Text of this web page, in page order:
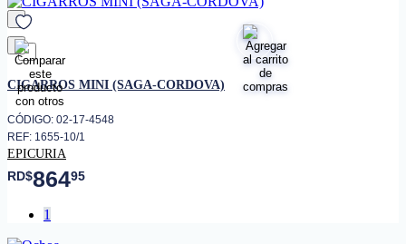
favorito
CIGARROS MINI (SAGA-CORDOVA)
CÓDIGO: 02-17-4548
REF: 1655-10/1
EPICURIA
RD$86495
1